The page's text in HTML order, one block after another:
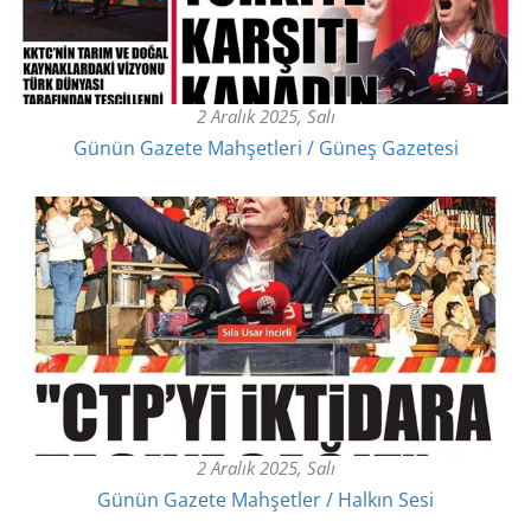
2 Aralık 2025, Salı
Günün Gazete Mahşetleri / Güneş Gazetesi
2 Aralık 2025, Salı
Günün Gazete Mahşetler / Halkın Sesi